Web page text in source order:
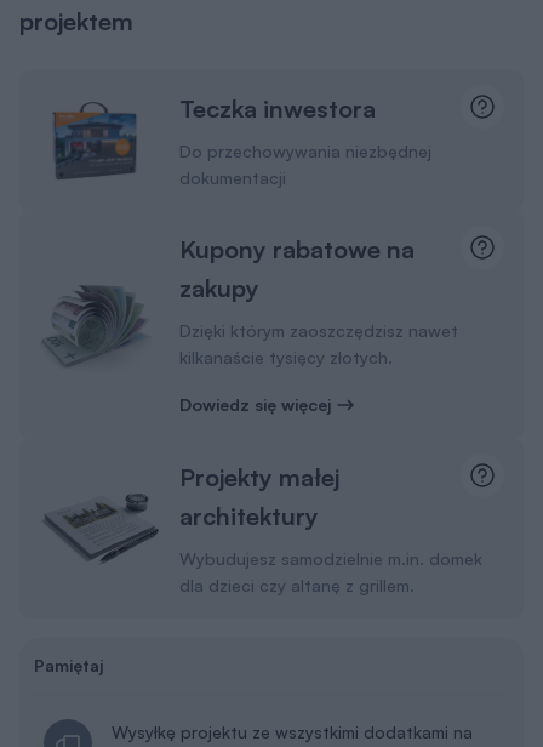
projektem
Teczka inwestora
Do przechowywania niezbędnej
dokumentacji
Kupony rabatowe na
zakupy
Dzięki którym zaoszczędzisz nawet
kilkanaście tysięcy złotych.
Dowiedz się więcej
Projekty małej
architektury
Wybudujesz samodzielnie m.in. domek
dla dzieci czy altanę z grillem.
Pamiętaj
Wysyłkę projektu ze wszystkimi dodatkami na